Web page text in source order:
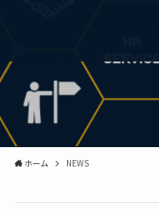
ホーム NEWS